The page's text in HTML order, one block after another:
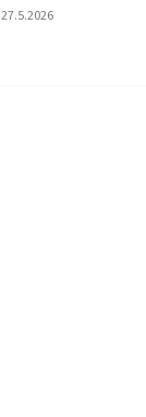
Hodnocení obchodu je
27.5.2026